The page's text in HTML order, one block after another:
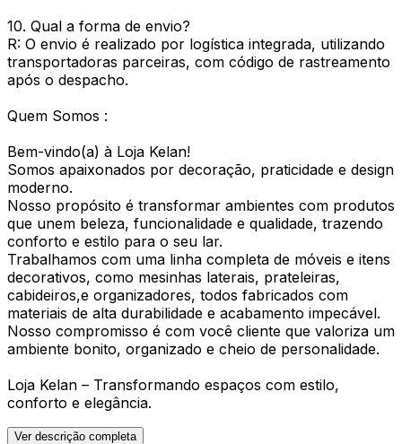
10. Qual a forma de envio?
R: O envio é realizado por logística integrada, utilizando
transportadoras parceiras, com código de rastreamento
após o despacho.
Quem Somos :
Bem-vindo(a) à Loja Kelan!
Somos apaixonados por decoração, praticidade e design
moderno.
Nosso propósito é transformar ambientes com produtos
que unem beleza, funcionalidade e qualidade, trazendo
conforto e estilo para o seu lar.
Trabalhamos com uma linha completa de móveis e itens
decorativos, como mesinhas laterais, prateleiras,
cabideiros,e organizadores, todos fabricados com
materiais de alta durabilidade e acabamento impecável.
Nosso compromisso é com você cliente que valoriza um
ambiente bonito, organizado e cheio de personalidade.
Loja Kelan – Transformando espaços com estilo,
conforto e elegância.
Ver descrição completa